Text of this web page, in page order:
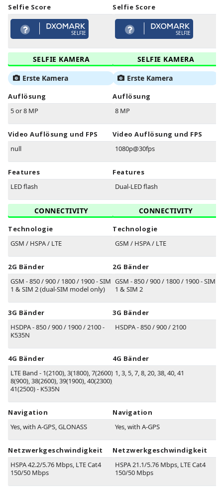
Selfie Score
SELFIE
SELFIE KAMERA
Erste Kamera
Auflösung
5 or 8 MP
Video Auflösung und FPS
null
Features
LED flash
CONNECTIVITY
Technologie
GSM / HSPA / LTE
2G Bänder
GSM - 850 / 900 / 1800 / 1900 - SIM
1 & SIM 2 (dual-SIM model only)
3G Bänder
HSDPA - 850 / 900 / 1900 / 2100 -
K535N
4G Bänder
LTE Band - 1(2100), 3(1800), 7(2600),
8(900), 38(2600), 39(1900), 40(2300),
41(2500) - K535N
Navigation
Yes, with A-GPS, GLONASS
Netzwerkgeschwindigkeit
HSPA 42.2/5.76 Mbps, LTE Cat4
150/50 Mbps
Selfie Score
SELFIE
SELFIE KAMERA
Erste Kamera
Auflösung
8 MP
Video Auflösung und FPS
1080p@30fps
Features
Dual-LED flash
CONNECTIVITY
Technologie
GSM / HSPA / LTE
2G Bänder
GSM - 850 / 900 / 1800 / 1900 - SIM
1 & SIM 2
3G Bänder
HSDPA - 850 / 900 / 2100
4G Bänder
1, 3, 5, 7, 8, 20, 38, 40, 41
Navigation
Yes, with A-GPS
Netzwerkgeschwindigkeit
HSPA 21.1/5.76 Mbps, LTE Cat4
150/50 Mbps